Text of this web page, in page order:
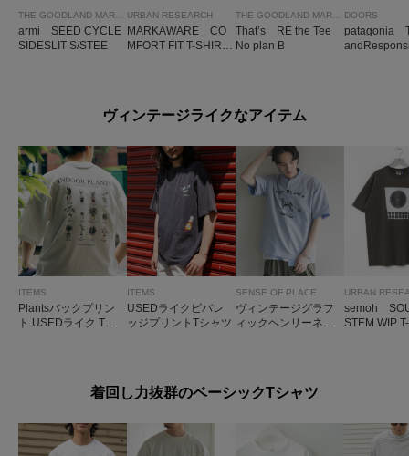
armi SEED CYCLE
SIDESLIT S/STEE
URBAN RESEARCH
MARKAWARE CO
MFORT FIT T-SHIRT
That’s RE the Tee
No plan B
DOORS
patagonia
ヴィンテージライクなアイテム
ITEMS
Plantsバックプリン
ト USEDライク Tシ
ITEMS
USEDライクビバレ
ッジプリントTシャツ
SENSE OF PLACE
ヴィンテージグラフ
ィックヘンリーネッ
URBAN
semoh
STEM WIP
着回し力抜群のベーシックTシャツ